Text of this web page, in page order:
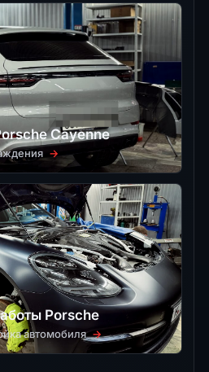
Cayenne
→
Porsche
автомобиля →